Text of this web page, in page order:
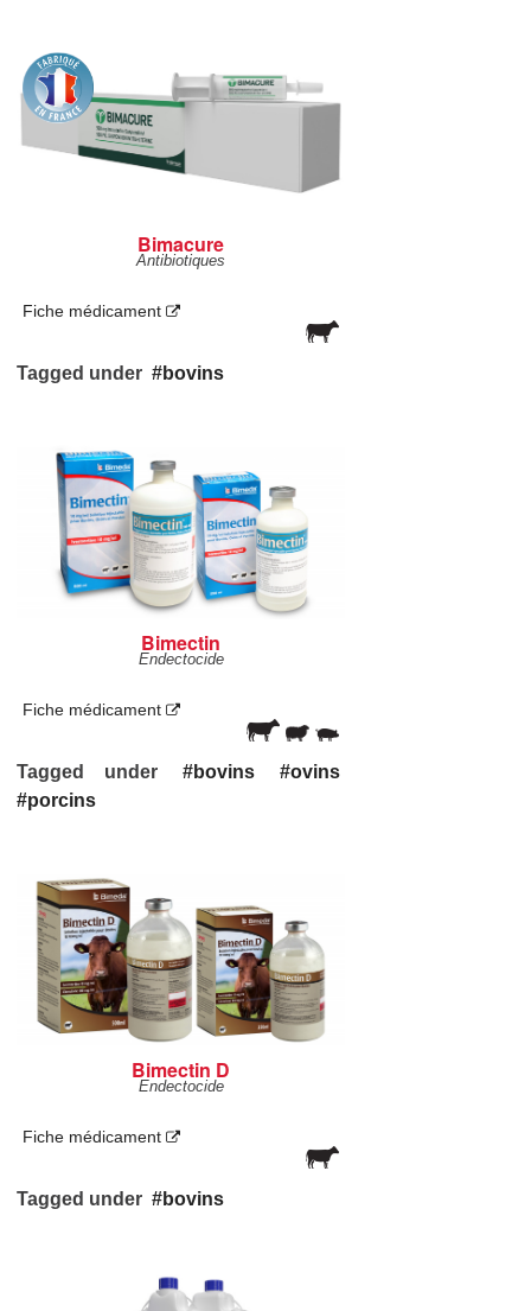
Bimacure
Antibiotiques
Fiche médicament
Tagged under bovins
Bimectin
Endectocide
Fiche médicament
Tagged under bovins
ovins
porcins
Bimectin D
Endectocide
Fiche médicament
Tagged under bovins